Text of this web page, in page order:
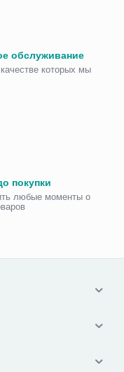
обслуживание
которых мы
покупки
любые моменты о